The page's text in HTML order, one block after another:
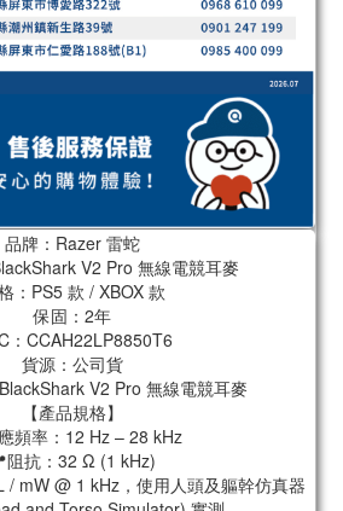
品牌：Razer 雷蛇
V2 Pro 無線電競耳麥
：PS5 款 / XBOX 款
保固：2年
：CCAH22LP8850T6
貨源：公司貨
V2 Pro 無線電競耳麥
【產品規格】
頻率：12 Hz – 28 kHz
阻抗：32 Ω (1 kHz)
/ mW @ 1 kHz，使用人頭及軀幹仿真器